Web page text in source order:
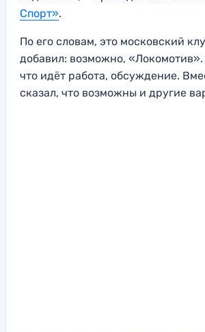
Спорт».
По его словам, это московский
добавил: возможно, «Локомотив».
что идёт работа, обсуждение.
сказал, что возможны и другие